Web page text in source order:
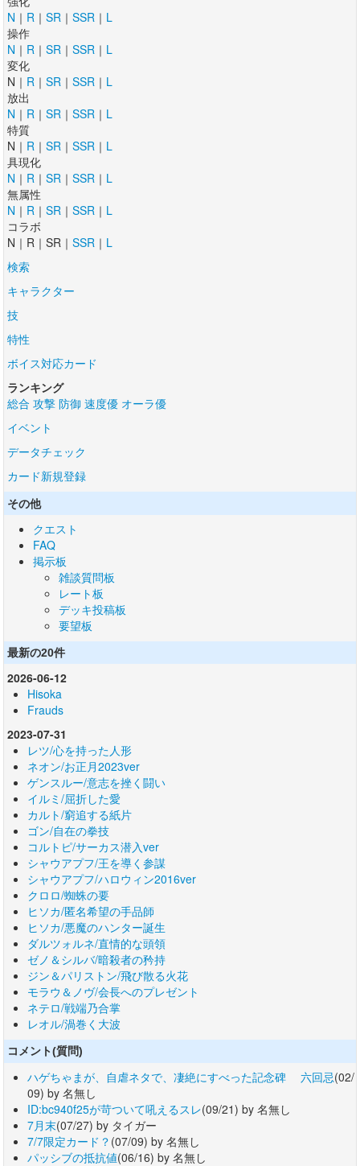
N ｜ R ｜ SR ｜ SSR ｜ L
操作
N ｜ R ｜ SR ｜ SSR ｜ L
変化
N｜ R ｜ SR ｜ SSR ｜ L
放出
N ｜ R ｜ SR ｜ SSR ｜ L
特質
N｜ R ｜ SR ｜ SSR ｜ L
具現化
N ｜ R ｜ SR ｜ SSR ｜ L
無属性
N ｜ R ｜ SR ｜ SSR ｜ L
コラボ
N｜R｜SR｜ SSR ｜ L
検索
キャラクター
技
特性
ボイス対応カード
ランキング
総合 攻撃 防御 速度優 オーラ優
イベント
データチェック
カード新規登録
その他
クエスト
FAQ
掲示板
雑談質問板
レート板
デッキ投稿板
要望板
最新の20件
2026-06-12
Hisoka
Frauds
2023-07-31
レツ/心を持った人形
ネオン/お正月2023ver
ゲンスルー/意志を挫く闘い
イルミ/屈折した愛
カルト/窮追する紙片
ゴン/自在の拳技
コルトピ/サーカス潜入ver
シャウアプフ/王を導く参謀
シャウアプフ/ハロウィン2016ver
クロロ/蜘蛛の要
ヒソカ/匿名希望の手品師
ヒソカ/悪魔のハンター誕生
ダルツォルネ/直情的な頭領
ゼノ＆シルバ/暗殺者の矜持
ジン＆パリストン/飛び散る火花
モラウ＆ノヴ/会長へのプレゼント
ネテロ/戦端乃合掌
レオル/渦巻く大波
コメント(質問)
ハゲちゃまが、自虐ネタで、凄絶にすべった記念碑 六回忌(02/
09) by 名無し
ID:bc940f25が苛ついて吼えるスレ(09/21) by 名無し
7月末(07/27) by タイガー
7/7限定カード？ (07/09) by 名無し
パッシブの抵抗値(06/16) by 名無し